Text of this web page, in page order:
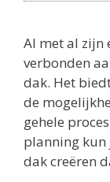
Al met al zijn
verbonden
dak. Het
de
gehele
planning kun
dak creëren